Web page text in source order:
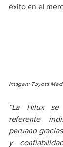
éxito en el
Imagen: Toyota
“La Hilux
referente
peruano
y